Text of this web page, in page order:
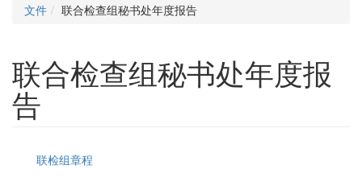
文件 联合检查组秘书处年度报告
联合检查组秘书处年度报
告
联检组章程